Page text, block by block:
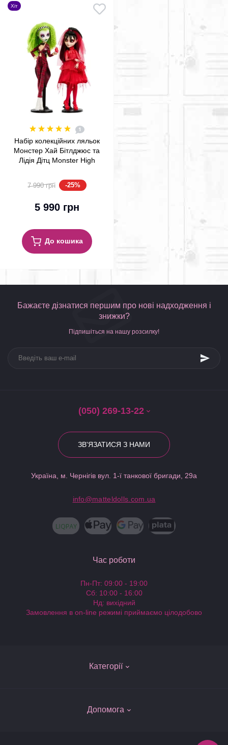
Хіт
1
Набір колекційних ляльок
Монстер Хай Бітлджюс та
Лідія Дітц Monster High
Deetz Mattel (HYV96)
7 990 грн -25%
5 990 грн
До кошика
Бажаєте дізнатися першим про нові надходження і
знижки?
Підпишіться на нашу розсилку!
(050) 269-13-22
ЗВ'ЯЗАТИСЯ З НАМИ
Україна, м. Чернігів вул. 1-ї танкової бригади, 29а
info@matteldolls.com.ua
Категорії
Допомога
Час роботи
Пн-Пт: 09:00 - 19:00
Сб: 10:00 - 16:00
Нд: вихідний
Замовлення в on-line режимі приймаємо цілодобово